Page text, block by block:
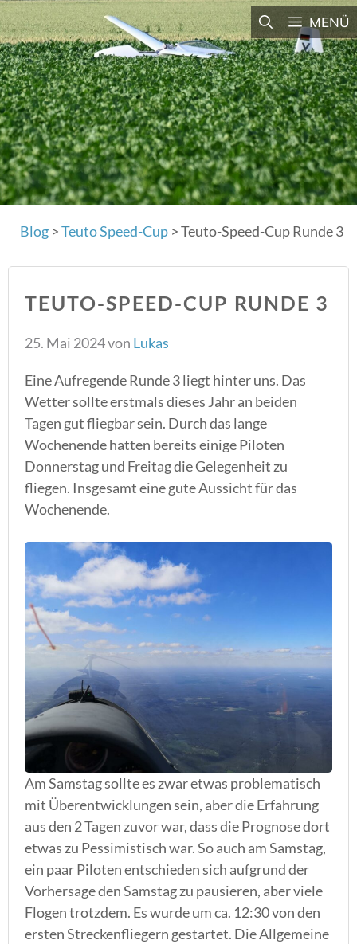
Zum
Inhalt
springen
MENÜ
Blog >Teuto Speed-Cup >Teuto-Speed-Cup Runde 3
TEUTO-SPEED-CUP RUNDE 3
25. Mai 2024von Lukas
Eine Aufregende Runde 3 liegt hinter uns. Das
Wetter sollte erstmals dieses Jahr an beiden
Tagen gut fliegbar sein. Durch das lange
Wochenende hatten bereits einige Piloten
Donnerstag und Freitag die Gelegenheit zu
fliegen. Insgesamt eine gute Aussicht für das
Wochenende.
Am Samstag sollte es zwar etwas problematisch
mit Überentwicklungen sein, aber die Erfahrung
aus den 2 Tagen zuvor war, dass die Prognose dort
etwas zu Pessimistisch war. So auch am Samstag,
ein paar Piloten entschieden sich aufgrund der
Vorhersage den Samstag zu pausieren, aber viele
Flogen trotzdem. Es wurde um ca. 12:30 von den
ersten Streckenfliegern gestartet. Die Allgemeine